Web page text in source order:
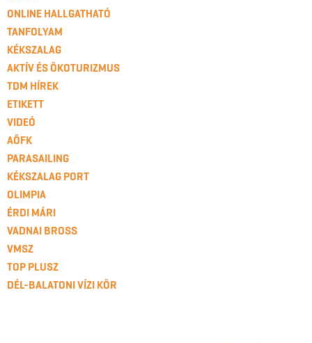
ONLINE HALLGATHATÓ
TANFOLYAM
KÉKSZALAG
AKTÍV ÉS ÖKOTURIZMUS
TDM HÍREK
ETIKETT
VIDEÓ
AÖFK
PARASAILING
KÉKSZALAG PORT
OLIMPIA
ÉRDI MÁRI
VADNAI BROSS
VMSZ
TOP PLUSZ
DÉL-BALATONI VÍZI KÖR